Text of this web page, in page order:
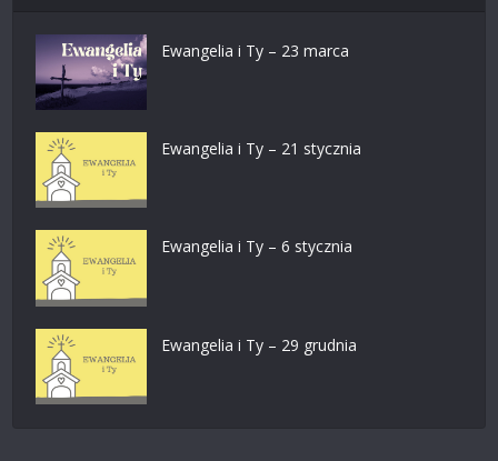
Ewangelia i Ty – 23 marca
Ewangelia i Ty – 21 stycznia
Ewangelia i Ty – 6 stycznia
Ewangelia i Ty – 29 grudnia